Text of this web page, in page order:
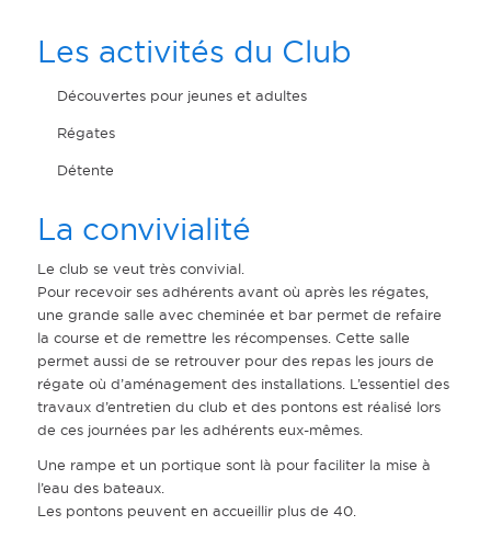
Les activités du Club
Découvertes pour jeunes et adultes
Régates
Détente
La convivialité
Le club se veut très convivial.
Pour recevoir ses adhérents avant où après les régates,
une grande salle avec cheminée et bar permet de refaire
la course et de remettre les récompenses. Cette salle
permet aussi de se retrouver pour des repas les jours de
régate où d’aménagement des installations. L’essentiel des
travaux d’entretien du club et des pontons est réalisé lors
de ces journées par les adhérents eux-mêmes.
Une rampe et un portique sont là pour faciliter la mise à
l’eau des bateaux.
Les pontons peuvent en accueillir plus de 40.